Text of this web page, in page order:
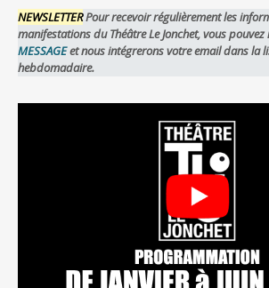
NEWSLETTERPour recevoir régulièrement les
manifestations du Théâtre Le Jonchet, vous
MESSAGEet nous intégrerons votre email dans la
hebdomadaire.